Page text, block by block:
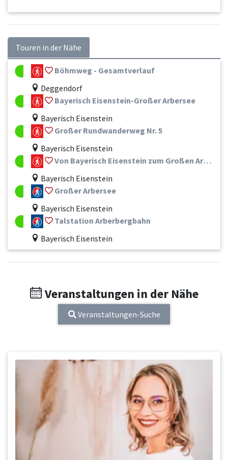
Touren in der Nähe
Böhmweg - Gesamtverlauf
Deggendorf
Bayerisch Eisenstein-Großer Arbersee
Bayerisch Eisenstein
Großer Rundwanderweg Nr. 5
Bayerisch Eisenstein
Von Bayerisch Eisenstein zum Großen Arber - Nr. 9 und Nr. 4a/ 4
Bayerisch Eisenstein
Großer Arbersee
Bayerisch Eisenstein
Talstation Arberbergbahn
Bayerisch Eisenstein
Veranstaltungen in der Nähe
Veranstaltungen-Suche